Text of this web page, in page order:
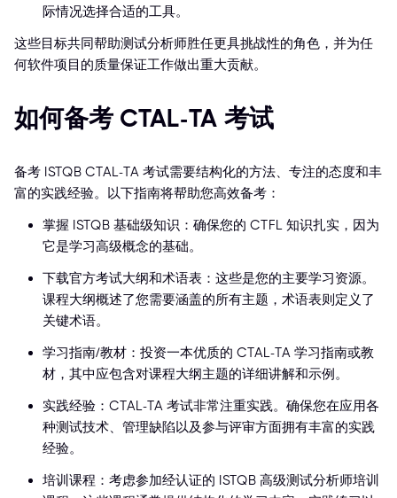
际情况选择合适的工具。
这些目标共同帮助测试分析师胜任更具挑战性的角色，并为任
何软件项目的质量保证工作做出重大贡献。
如何备考 CTAL-TA 考试
备考 ISTQB CTAL-TA 考试需要结构化的方法、专注的态度和丰
富的实践经验。以下指南将帮助您高效备考：
掌握 ISTQB 基础级知识：确保您的 CTFL 知识扎实，因为
它是学习高级概念的基础。
下载官方考试大纲和术语表：这些是您的主要学习资源。
课程大纲概述了您需要涵盖的所有主题，术语表则定义了
关键术语。
学习指南/教材：投资一本优质的 CTAL-TA 学习指南或教
材，其中应包含对课程大纲主题的详细讲解和示例。
实践经验：CTAL-TA 考试非常注重实践。确保您在应用各
种测试技术、管理缺陷以及参与评审方面拥有丰富的实践
经验。
培训课程：考虑参加经认证的 ISTQB 高级测试分析师培训